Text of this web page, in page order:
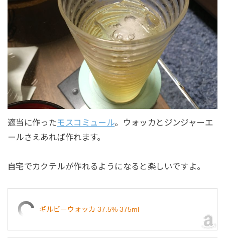
適当に作ったモスコミュール。ウォッカとジンジャーエ
ールさえあれば作れます。
自宅でカクテルが作れるようになると楽しいですよ。
ギルビーウォッカ 37.5% 375ml